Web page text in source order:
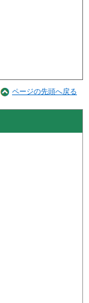
ページの先頭へ戻る